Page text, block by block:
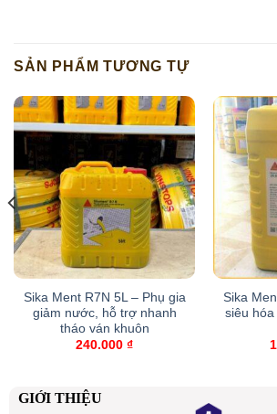
SẢN PHẨM TƯƠNG TỰ
Sika Ment R7N 5L – Phụ gia
giảm nước, hỗ trợ nhanh
tháo ván khuôn
240.000 ₫
Sika
siêu
GIỚI THIỆU